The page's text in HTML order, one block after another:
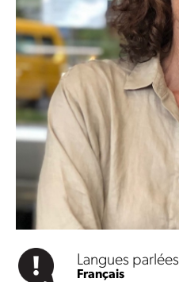
Langues parlées
Français